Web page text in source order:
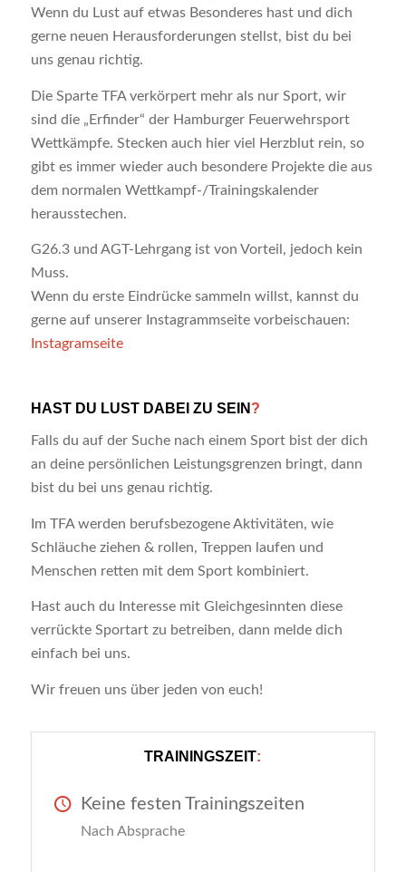
Wenn du Lust auf etwas Besonderes hast und dich
gerne neuen Herausforderungen stellst, bist du bei
uns genau richtig.
Die Sparte TFA verkörpert mehr als nur Sport, wir
sind die „Erfinder“ der Hamburger Feuerwehrsport
Wettkämpfe. Stecken auch hier viel Herzblut rein, so
gibt es immer wieder auch besondere Projekte die aus
dem normalen Wettkampf-/Trainingskalender
herausstechen.
G26.3 und AGT-Lehrgang ist von Vorteil, jedoch kein
Muss.
Wenn du erste Eindrücke sammeln willst, kannst du
gerne auf unserer Instagrammseite vorbeischauen:
Instagramseite
HAST DU LUST DABEI ZU SEIN ?
Falls du auf der Suche nach einem Sport bist der dich
an deine persönlichen Leistungsgrenzen bringt, dann
bist du bei uns genau richtig.
Im TFA werden berufsbezogene Aktivitäten, wie
Schläuche ziehen & rollen, Treppen laufen und
Menschen retten mit dem Sport kombiniert.
Hast auch du Interesse mit Gleichgesinnten diese
verrückte Sportart zu betreiben, dann melde dich
einfach bei uns.
Wir freuen uns über jeden von euch!
TRAININGSZEIT:
Keine festen Trainingszeiten
Nach Absprache